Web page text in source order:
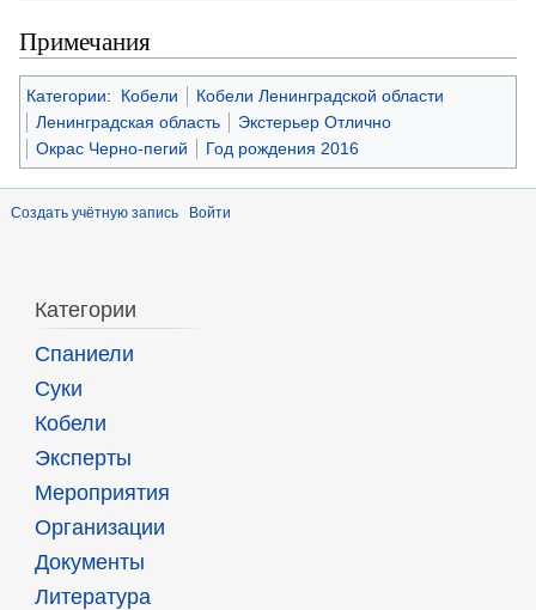
Примечания
Категории: Кобели
Кобели Ленинградской области
Ленинградская область
Экстерьер Отлично
Окрас Черно-пегий
Год рождения 2016
Создать учётную запись Войти
Категории
Спаниели
Суки
Кобели
Эксперты
Мероприятия
Организации
Документы
Литература